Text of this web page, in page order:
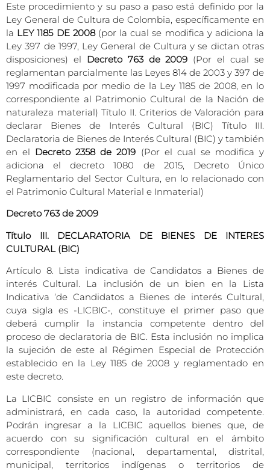
Este procedimiento y su paso a paso está definido por la
Ley General de Cultura de Colombia, específicamente en
la LEY 1185 DE 2008(por la cual se modifica y adiciona la
Ley 397 de 1997, Ley General de Cultura y se dictan otras
disposiciones) el Decreto 763 de 2009 (Por el cual se
reglamentan parcialmente las Leyes 814 de 2003 y 397 de
1997 modificada por medio de la Ley 1185 de 2008, en lo
correspondiente al Patrimonio Cultural de la Nación de
naturaleza material) Título II. Criterios de Valoración para
declarar Bienes de Interés Cultural (BIC) Título III.
Declaratoria de Bienes de Interés Cultural (BIC) y también
en el Decreto 2358 de 2019 (Por el cual se modifica y
adiciona el decreto 1080 de 2015, Decreto Único
Reglamentario del Sector Cultura, en lo relacionado con
el Patrimonio Cultural Material e Inmaterial)
Decreto 763 de 2009
Título III. DECLARATORIA DE BIENES DE INTERES
CULTURAL (BIC)
Artículo 8. Lista indicativa de Candidatos a Bienes de
interés Cultural. La inclusión de un bien en la Lista
Indicativa ‘de Candidatos a Bienes de interés Cultural,
cuya sigla es -LICBIC-, constituye el primer paso que
deberá cumplir la instancia competente dentro del
proceso de declaratoria de BIC. Esta inclusión no implica
la sujeción de este al Régimen Especial de Protección
establecido en la Ley 1185 de 2008 y reglamentado en
este decreto.
La LICBIC consiste en un registro de información que
administrará, en cada caso, la autoridad competente.
Podrán ingresar a la LICBIC aquellos bienes que, de
acuerdo con su significación cultural en el ámbito
correspondiente (nacional, departamental, distrital,
municipal, territorios indígenas o territorios de